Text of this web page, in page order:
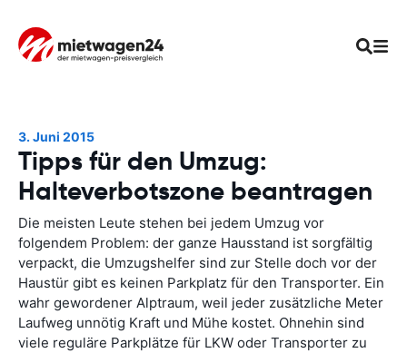
3. Juni 2015
Tipps für den Umzug:
Halteverbotszone beantragen
Die meisten Leute stehen bei jedem Umzug vor
folgendem Problem: der ganze Hausstand ist sorgfältig
verpackt, die Umzugshelfer sind zur Stelle doch vor der
Haustür gibt es keinen Parkplatz für den Transporter. Ein
wahr gewordener Alptraum, weil jeder zusätzliche Meter
Laufweg unnötig Kraft und Mühe kostet. Ohnehin sind
viele reguläre Parkplätze für LKW oder Transporter zu